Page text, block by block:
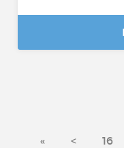
« < 16